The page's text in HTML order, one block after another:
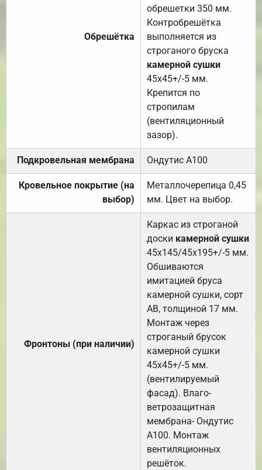
Обрешётка
обрешетки 350 мм.
Контробрешётка
выполняется из
строганого бруска
камерной сушки
45х45+/-5 мм.
Крепится по
стропилам
(вентиляционный
зазор).
Подкровельная мембрана Ондутис А100
Кровельное покрытие (на
выбор)
Металлочерепица 0,45
мм. Цвет на выбор.
Фронтоны (при наличии)
Каркас из строганой
доски камерной сушки
45х145/45х195+/-5 мм.
Обшиваются
имитацией бруса
камерной сушки, сорт
АВ, толщиной 17 мм.
Монтаж через
строганый брусок
камерной сушки
45х45+/-5 мм.
(вентилируемый
фасад). Влаго-
ветрозащитная
мембрана- Ондутис
А100. Монтаж
вентиляционных
решёток.